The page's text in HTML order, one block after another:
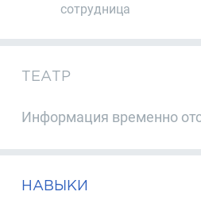
сотрудница
ТЕАТР
Информация временно
НАВЫКИ